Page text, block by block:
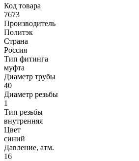
Код товара
7673
Производитель
Политэк
Страна
Россия
Тип фитинга
муфта
Диаметр трубы
40
Диаметр резьбы
1
Тип резьбы
внутренняя
Цвет
синий
Давление, атм.
16